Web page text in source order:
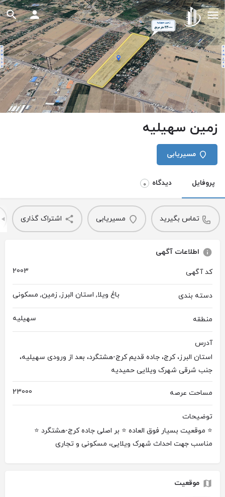
زمین سهیلیه
مسیریابی
پروفایل دیدگاه 0
تماس بگیرید مسیریابی اشتراک گذاری
اطلاعات آگهی
کد آگهی 2003
دسته بندی باغ ویلا, استان البرز, زمین, مسکونی
منطقه سهیلیه
آدرس
استان البرز، کرج، جاده قدیم کرج-هشتگرد، بعد از ورودی سهیلیه،
جنب شرقی شهرک ویلایی حمیدیه
مساحت عرصه 23000
توضیحات
⭐ موقعیت بسیار فوق العاده ⭐ بر اصلی جاده کرج-هشتگرد ⭐
مناسب جهت احداث شهرک ویلایی، مسکونی و تجاری
موقعیت